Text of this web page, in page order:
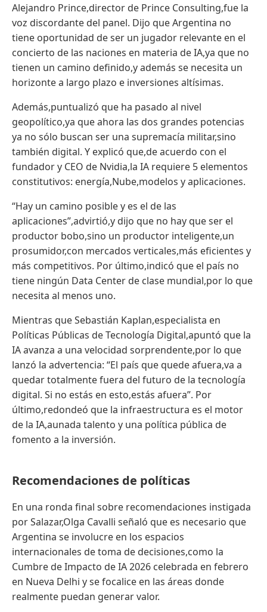
Alejandro Prince,director de Prince Consulting,fue la
voz discordante del panel. Dijo que Argentina no
tiene oportunidad de ser un jugador relevante en el
concierto de las naciones en materia de IA,ya que no
tienen un camino definido,y además se necesita un
horizonte a largo plazo e inversiones altísimas.
Además,puntualizó que ha pasado al nivel
geopolítico,ya que ahora las dos grandes potencias
ya no sólo buscan ser una supremacía militar,sino
también digital. Y explicó que,de acuerdo con el
fundador y CEO de Nvidia,la IA requiere 5 elementos
constitutivos: energía,Nube,modelos y aplicaciones.
“Hay un camino posible y es el de las
aplicaciones”,advirtió,y dijo que no hay que ser el
productor bobo,sino un productor inteligente,un
prosumidor,con mercados verticales,más eficientes y
más competitivos. Por último,indicó que el país no
tiene ningún Data Center de clase mundial,por lo que
necesita al menos uno.
Mientras que Sebastián Kaplan,especialista en
Políticas Públicas de Tecnología Digital,apuntó que la
IA avanza a una velocidad sorprendente,por lo que
lanzó la advertencia: “El país que quede afuera,va a
quedar totalmente fuera del futuro de la tecnología
digital. Si no estás en esto,estás afuera”. Por
último,redondeó que la infraestructura es el motor
de la IA,aunada talento y una política pública de
fomento a la inversión.
Recomendaciones de políticas
En una ronda final sobre recomendaciones instigada
por Salazar,Olga Cavalli señaló que es necesario que
Argentina se involucre en los espacios
internacionales de toma de decisiones,como la
Cumbre de Impacto de IA 2026 celebrada en febrero
en Nueva Delhi y se focalice en las áreas donde
realmente puedan generar valor.